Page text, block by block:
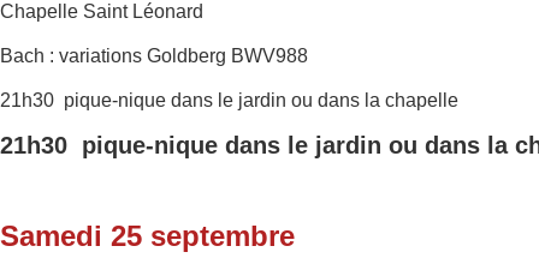
Chapelle Saint Léonard
Bach : variations Goldberg BWV988
21h30 pique-nique dans le jardin ou dans la chapelle
21h30 pique-nique dans le jardin ou dans la
Samedi 25 septembre